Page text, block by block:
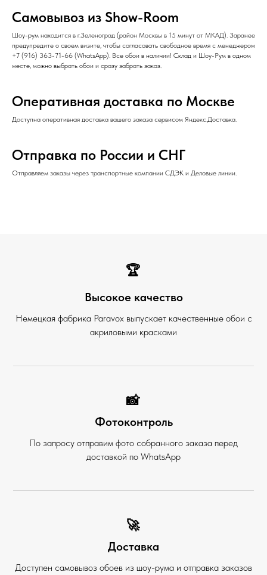
Самовывоз из Show-Room
Шоу-рум находится в г.Зеленоград (район Москвы в 15 минут от МКАД). Заранее
предупредите о своем визите, чтобы согласовать свободное время с менеджером
+7 (916) 363-71-66 (WhatsApp). Все обои в наличии! Склад и Шоу-Рум в одном
месте, можно выбрать обои и сразу забрать заказ.
Оперативная доставка по Москве
Доступна оперативная доставка вашего заказа сервисом Яндекс.Доставка.
Отправка по России и СНГ
Отправляем заказы через транспортные компании СДЭК и Деловые линии.
🏆
Высокое качество
Немецкая фабрика Paravox выпускает качественные обои с
акриловыми красками
📸
Фотоконтроль
По запросу отправим фото собранного заказа перед
доставкой по WhatsApp
🚀
Доставка
Доступен самовывоз обоев из шоу-рума и отправка заказов